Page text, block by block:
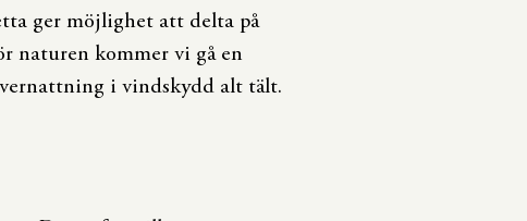
ger möjlighet att delta på
naturen kommer vi gå en
i vindskydd alt tält.